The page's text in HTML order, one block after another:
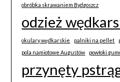
obróbka skrawaniem Bydgoszcz
odzież
okulary wędkarskie palniki na pellet
pola namiotowe Augustów
powłoki
przynęty